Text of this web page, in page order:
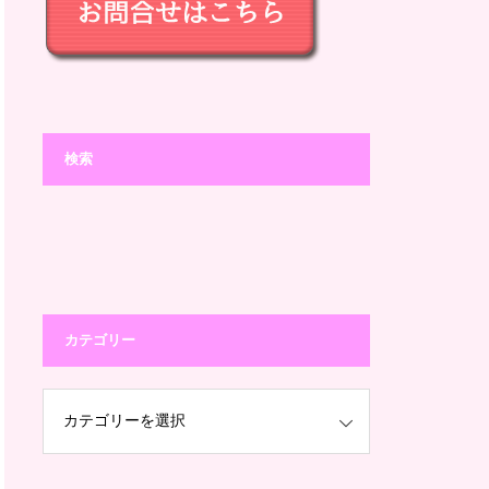
検索
カテゴリー